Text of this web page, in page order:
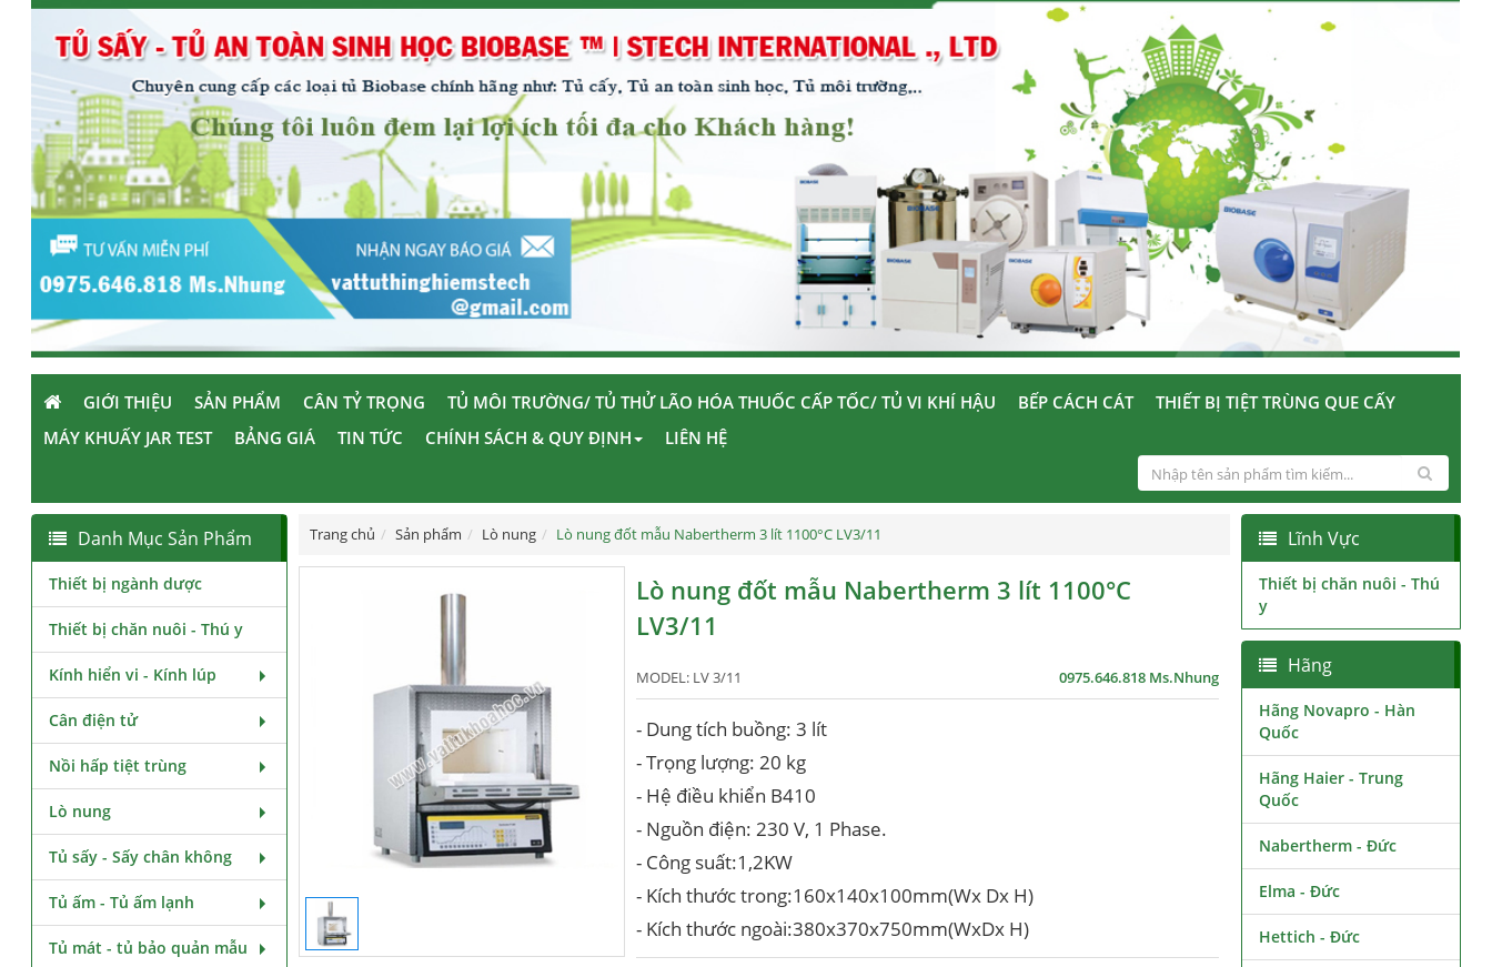
GIỚI THIỆU SẢN PHẨM CÂN TỶ TRỌNG TỦ MÔI TRƯỜNG/ TỦ THỬ LÃO HÓA THUỐC CẤP TỐC/ TỦ VI KHÍ HẬU BẾP CÁCH CÁT
THIẾT BỊ TIỆT TRÙNG QUE CẤY
MÁY KHUẤY JAR TEST
BẢNG GIÁ TIN TỨC CHÍNH SÁCH & QUY ĐỊNH LIÊN HỆ
Trang chủ Sản phẩm Lò nung Lò nung đốt mẫu Nabertherm 3 lít 1100°C LV3/11
Lò nung đốt mẫu Nabertherm 3 lít 1100°C
LV3/11
MODEL: LV 3/11 0975.646.818 Ms.Nhung
- Dung tích buồng: 3 lít
- Trọng lượng: 20 kg
- Hệ điều khiển B410
- Nguồn điện: 230 V, 1 Phase.
- Công suất:1,2KW
- Kích thước trong:160x140x100mm(Wx Dx H)
- Kích thước ngoài:380x370x750mm(WxDx H)
Danh Mục Sản Phẩm
Thiết bị ngành dược
Thiết bị chăn nuôi - Thú y
Kính hiển vi - Kính lúp
Cân điện tử
Nồi hấp tiệt trùng
Lò nung
Tủ sấy - Sấy chân không
Tủ ấm - Tủ ấm lạnh
Tủ mát - tủ bảo quản mẫu
Lĩnh Vực
Thiết bị chăn nuôi - Thú
y
Hãng
Hãng Novapro - Hàn
Quốc
Hãng Haier - Trung
Quốc
Nabertherm - Đức
Elma - Đức
Hettich - Đức